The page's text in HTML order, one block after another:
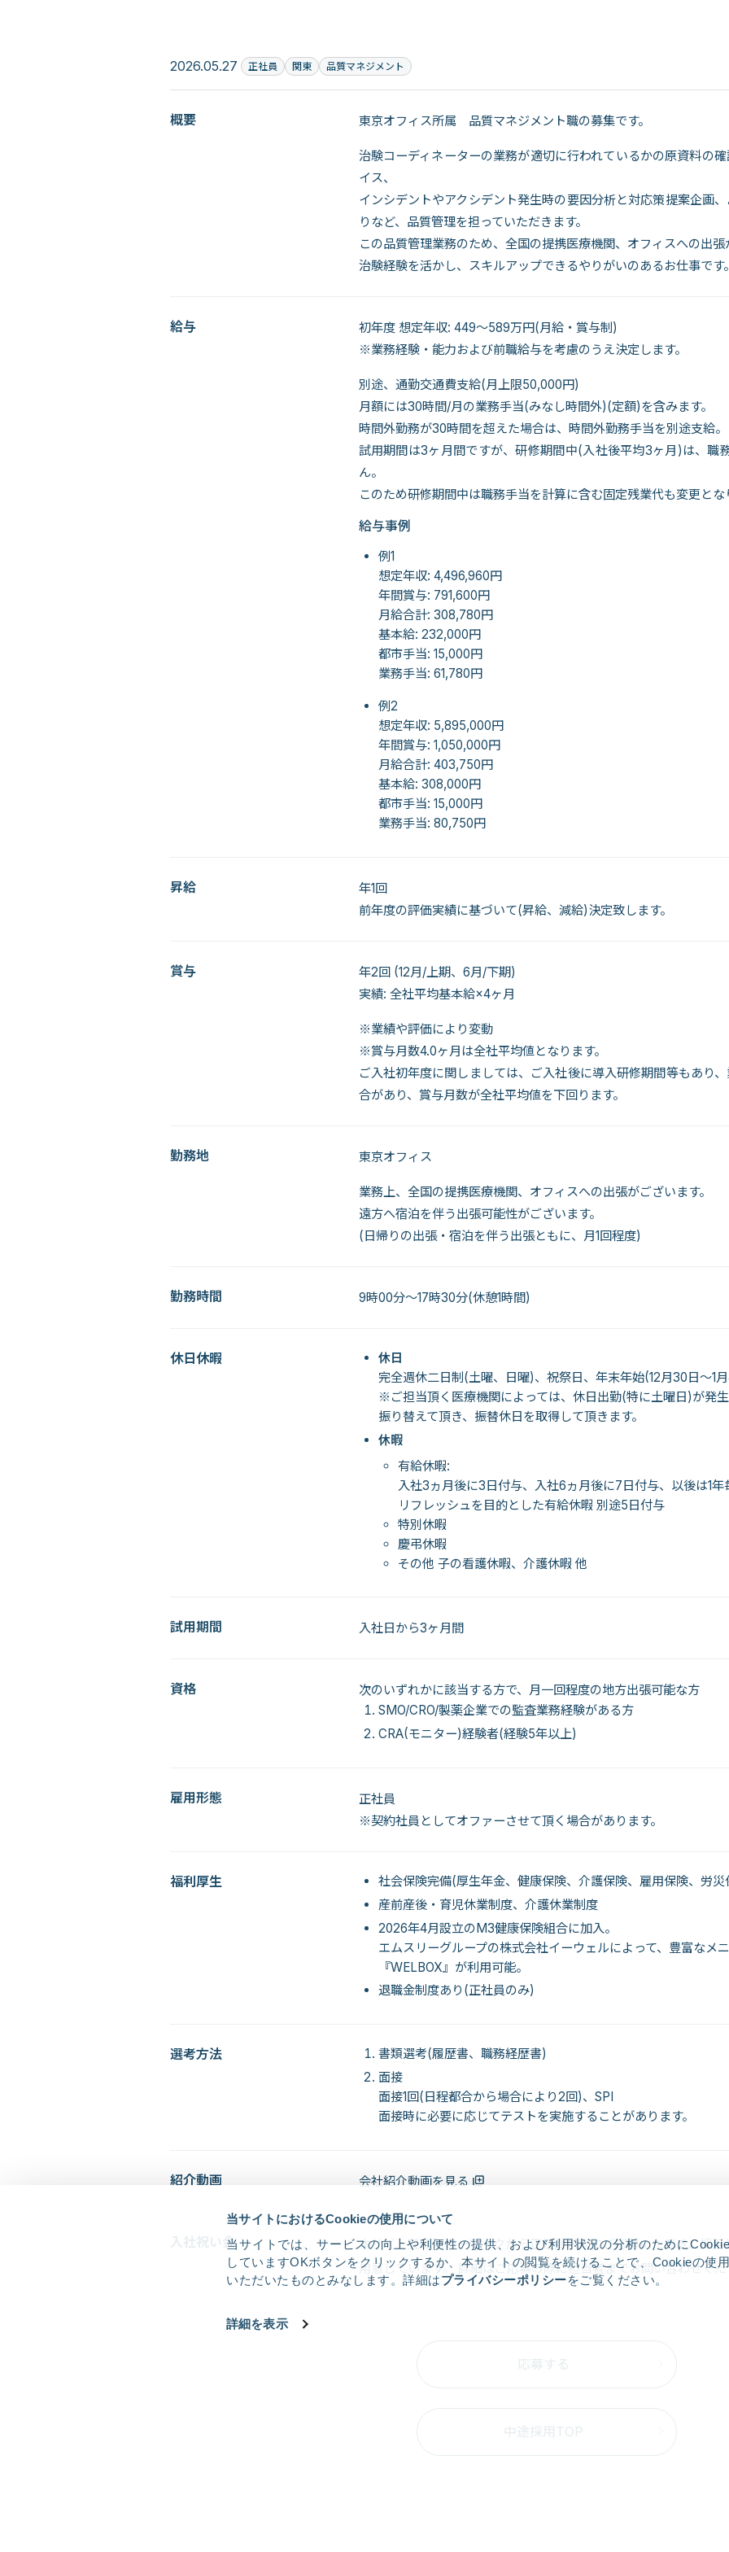
当サイトにおけるCookieの使用について
当サイトでは、サービスの向上や利便性の提供、および利用状況の分析のために
していますOKボタンをクリックするか、本サイトの閲覧を続けることで、Cookieの使
いただいたものとみなします。詳細はプライバシーポリシーをご覧ください。
詳細を表示
2026.05.27 正社員 関東 品質マネジメント
概要 東京オフィス所属 品質マネジメント職の募集です。
治験コーディネーターの業務が適切に行われているかの原資料の
イス、
インシデントやアクシデント発生時の要因分析と対応策提案企画
りなど、品質管理を担っていただきます。
この品質管理業務のため、全国の提携医療機関、オフィスへの出張
治験経験を活かし、スキルアップできるやりがいのあるお仕事です。
給与
初年度 想定年収: 449～589万円(月給・賞与制)
※業務経験・能力および前職給与を考慮のうえ決定します。
別途、通勤交通費支給(月上限50,000円)
月額には30時間/月の業務手当(みなし時間外)(定額)を含みます。
時間外勤務が30時間を超えた場合は、時間外勤務手当を別途支給。
試用期間は3ヶ月間ですが、研修期間中(入社後平均3ヶ月)は、職
ん。
このため研修期間中は職務手当を計算に含む固定残業代も変更とな
給与事例
例1
想定年収: 4,496,960円
年間賞与: 791,600円
月給合計: 308,780円
基本給: 232,000円
都市手当: 15,000円
業務手当: 61,780円
例2
想定年収: 5,895,000円
年間賞与: 1,050,000円
月給合計: 403,750円
基本給: 308,000円
都市手当: 15,000円
業務手当: 80,750円
昇給
年1回
前年度の評価実績に基づいて(昇給、減給)決定致します。
賞与
年2回 (12月/上期、6月/下期)
実績: 全社平均基本給×4ヶ月
※業績や評価により変動
※賞与月数4.0ヶ月は全社平均値となります。
ご入社初年度に関しましては、ご入社後に導入研修期間等もあり
合があり、賞与月数が全社平均値を下回ります。
勤務地 東京オフィス
業務上、全国の提携医療機関、オフィスへの出張がございます。
遠方へ宿泊を伴う出張可能性がございます。
(日帰りの出張・宿泊を伴う出張ともに、月1回程度)
勤務時間 9時00分～17時30分(休憩1時間)
休日休暇
休日
完全週休二日制(土曜、日曜)、祝祭日、年末年始(12月30日～1
※ご担当頂く医療機関によっては、休日出勤(特に土曜日)が発
振り替えて頂き、振替休日を取得して頂きます。
休暇
有給休暇:
入社3ヵ月後に3日付与、入社6ヵ月後に7日付与、以後は1
リフレッシュを目的とした有給休暇 別途5日付与
特別休暇
慶弔休暇
その他 子の看護休暇、介護休暇 他
試用期間 入社日から3ヶ月間
資格
次のいずれかに該当する方で、月一回程度の地方出張可能な方
SMO/CRO/製薬企業での監査業務経験がある方
CRA(モニター)経験者(経験5年以上)
雇用形態
正社員
※契約社員としてオファーさせて頂く場合があります。
福利厚生
社会保険完備(厚生年金、健康保険、介護保険、雇用保険、労災
産前産後・育児休業制度、介護休業制度
2026年4月設立のM3健康保険組合に加入。
エムスリーグループの株式会社イーウェルによって、豊富なメ
『WELBOX』が利用可能。
退職金制度あり(正社員のみ)
選考方法
書類選考(履歴書、職務経歴書)
面接
面接1回(日程都合から場合により2回)、SPI
面接時に必要に応じてテストを実施することがあります。
紹介動画 会社紹介動画を見る
入社祝い金
本サイト又はハローワークから正社員求人にご応募いただき、採用
用意しています。 詳細はご応募の際に担当者までお問い合わせく
応募する
中途採用TOP